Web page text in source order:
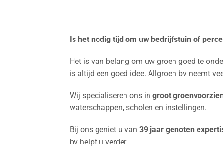
Is het nodig tijd om uw bedrijfstuin of
Het is van belang om uw groen goed te
is altijd een goed idee. Allgroen bv neemt
Wij specialiseren ons in groot
waterschappen, scholen en instellingen.
Bij ons geniet u van 39 jaar genoten
bv helpt u verder.